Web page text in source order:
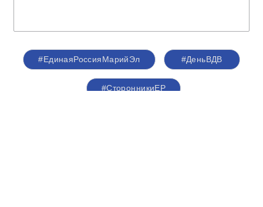
#ЕдинаяРоссияМарийЭл #ДеньВДВ
#СторонникиЕР